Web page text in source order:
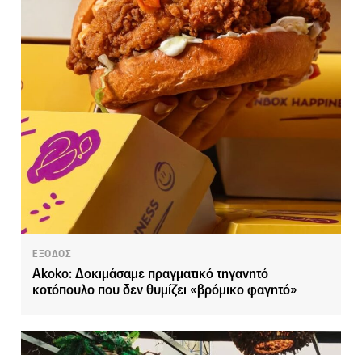
ΕΞΟΔΟΣ
Akoko: Δοκιμάσαμε πραγματικό τηγανητό
κοτόπουλο που δεν θυμίζει «βρόμικο φαγητό»